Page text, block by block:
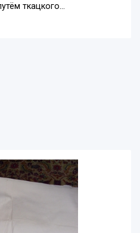
ткацкого...